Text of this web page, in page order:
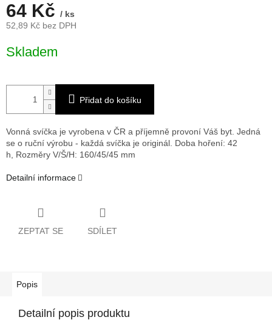
64 Kč / ks
52,89 Kč bez DPH
cena:
Skladem
Přidat do košíku
Vonná svíčka je vyrobena v ČR a příjemně provoní Váš byt. Jedná
se o ruční výrobu - každá svíčka je originál. Doba hoření: 42
h, Rozměry V/Š/H: 160/45/45 mm
Detailní informace
ZEPTAT SE SDÍLET
Popis
Detailní popis produktu